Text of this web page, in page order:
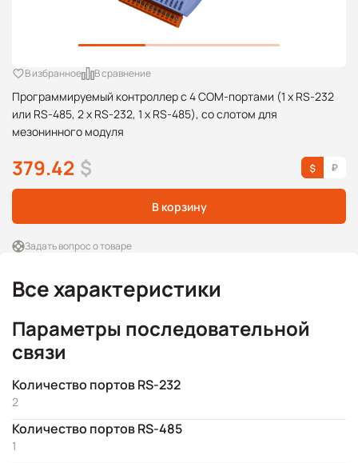
Программируемый контроллер с 4 COM-портами (1 x RS-232
или RS-485, 2 x RS-232, 1 x RS-485), со слотом для
мезонинного модуля
В избранное В сравнение
379.42 $
В корзину
Задать вопрос о товаре
Все характеристики
Параметры последовательной
связи
Количество портов RS-232
2
Количество портов RS-485
1